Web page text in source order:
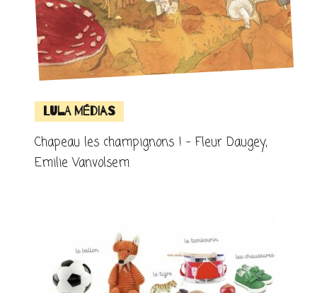
Lula Médias
Chapeau les champignons ! – Fleur Daugey,
Emilie Vanvolsem